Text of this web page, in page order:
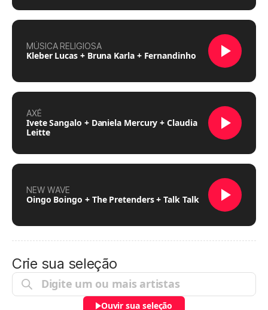
MÚSICA RELIGIOSA
Kleber Lucas + Bruna Karla + Fernandinho
AXÉ
Ivete Sangalo + Daniela Mercury + Claudia
Leitte
NEW WAVE
Oingo Boingo + The Pretenders + Talk Talk
Crie sua seleção
Ouvir sua seleção